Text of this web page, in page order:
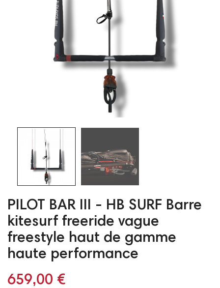
PILOT BAR III - HB SURF Barre
kitesurf freeride vague
freestyle haut de gamme
haute performance
659,00 €